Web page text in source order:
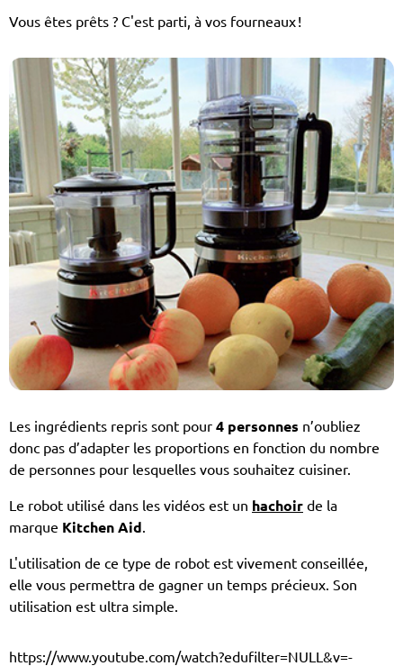
Vous êtes prêts ? C'est parti, à vos fourneaux !
Les ingrédients repris sont pour 4 personnes n’oubliez
donc pas d’adapter les proportions en fonction du nombre
de personnes pour lesquelles vous souhaitez cuisiner.
Le robot utilisé dans les vidéos est un hachoir de la
marque Kitchen Aid.
L'utilisation de ce type de robot est vivement conseillée,
elle vous permettra de gagner un temps précieux. Son
utilisation est ultra simple.
https://www.youtube.com/watch?edufilter=NULL&v=-